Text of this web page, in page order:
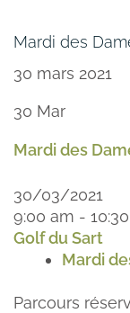
Mardi des
30 mars 2021
30 Mar
Mardi des
30/03/2021
9:00 am -
Golf du Sart
Mardi
Parcours